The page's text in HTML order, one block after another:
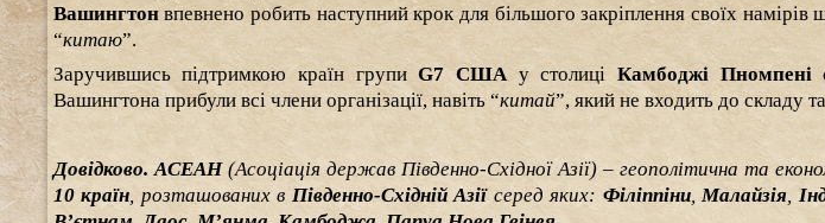
Вашингтонвпевнено робить наступний крок для більшого закріплення своїх
“китаю”.
Заручившись підтримкою країн групиG7 CШАу столиці Камбоджі Пномпені
Вашингтона прибули всі члени організації, навіть “китай”, який не входить до складу
Довідково. АСЕАН (Асоціація держав Південно-Східної Азії) – геополітична та
10 країн , розташованих вПівденно-Східній Азіï серед яких: Філіппіни,Малайзія ,